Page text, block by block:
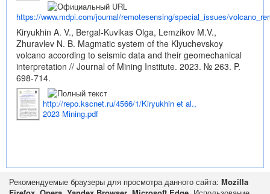
https://www.mdpi.com/journal/remotesensing/special_issues/
Kiryukhin A. V., Bergal-Kuvikas Olga, Lemzikov M.V.,
Zhuravlev N. B. Magmatic system of the Klyuchevskoy
volcano according to seismic data and their geomechanical
interpretation // Journal of Mining Institute. 2023. № 263. P.
698-714.
http://repo.kscnet.ru/4566/1/Kiryukhin et al.,
2023 Mining.pdf
Рекомендуемые браузеры для просмотра данного сайта: Mozilla